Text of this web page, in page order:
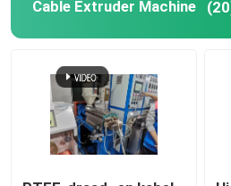
Kabelbollen
CCV-lijnen
Kabelkop
Cable Extruder Machine